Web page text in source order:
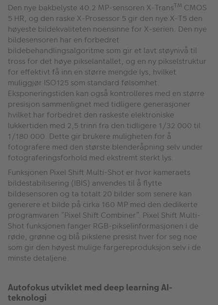
Den nye bakbelyste 40.2 MP-sensoren X-TransTM CMOS
5 HR, og den raske X-Prosessor 5 gir den nye X-T5 den
høyeste bildekvaliteten noensinne for X-serien. Den nye
bildesensoren har en forbedret
bildebehandlingsalgoritme som gir et lavt støynivå til
tross for det høye pikselantallet, og en ny pikselstruktur
for effektivt få inn en større mengde lys, hvilket
muliggjør ISO125 som standard følsomhet.
Eksponeringstiden kan også kontrolleres med en større
presisjon sammenlignet med tidligere generasjoner
hvilket har forbedret den raskeste elektroniske
lukkertiden med 2,5 trinn fra den tidligere 1/32 000 til
1/180 000. Dette gir brukere muligheten for å
fotografere med den største blenderåpning selv under
fotograferingsforhold med ekstremt sterkt lys.
Funksjonen Pixel Shift Multi-Shot er hvor kameraets
bildestabilisering (IBIS) anvendes til å flytte
bildesensoren og ta totalt 20 bilder som senere kan
generere et bilde på cirka 160 MP med den dedikerte
programvaren ”Pixel Shift Combiner”. Pixel Shift Multi-
Shot funksjonen fanger RGB-pikselinformasjonen i de
røde, grønne og blå pikslene presist hver for seg noe
som gir den høyest mulige fargereproduksjon selv i de
minste detaljene.
Autofokus utviklet med deep learning AI-
teknologi